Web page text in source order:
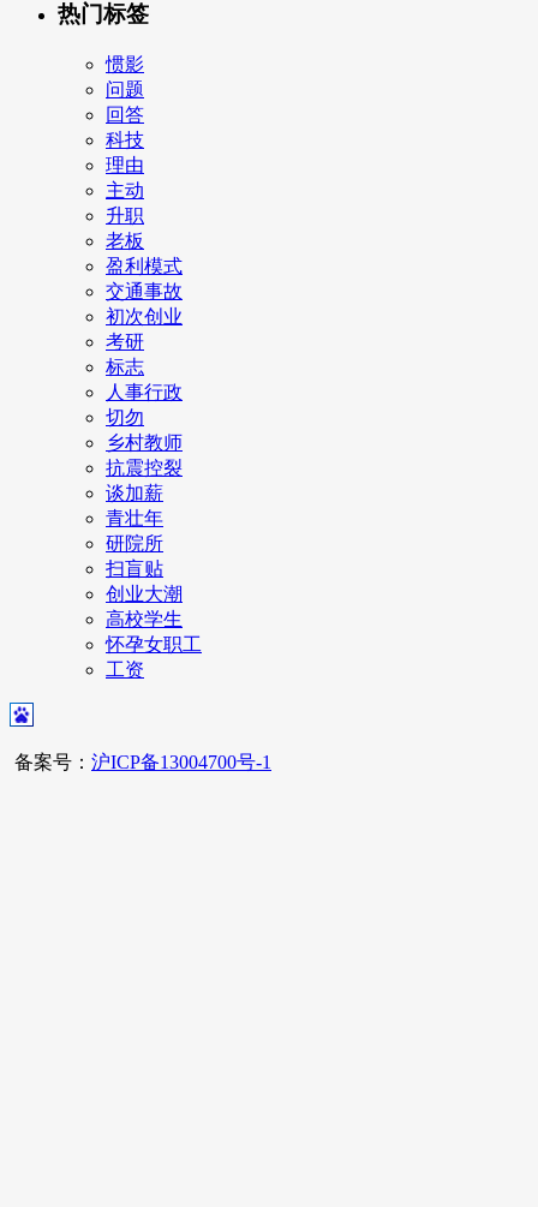
热门标签
惯影
问题
回答
科技
理由
主动
升职
老板
盈利模式
交通事故
初次创业
考研
标志
人事行政
切勿
乡村教师
抗震控裂
谈加薪
青壮年
研院所
扫盲贴
创业大潮
高校学生
怀孕女职工
工资
备案号： 沪ICP备13004700号-1